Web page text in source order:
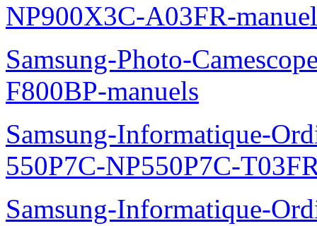
NP900X3C-A03FR-
Samsung-Photo-
F800BP-manuels
Samsung-Informatique-
550P7C-NP550P7C-
Samsung-Informatique-